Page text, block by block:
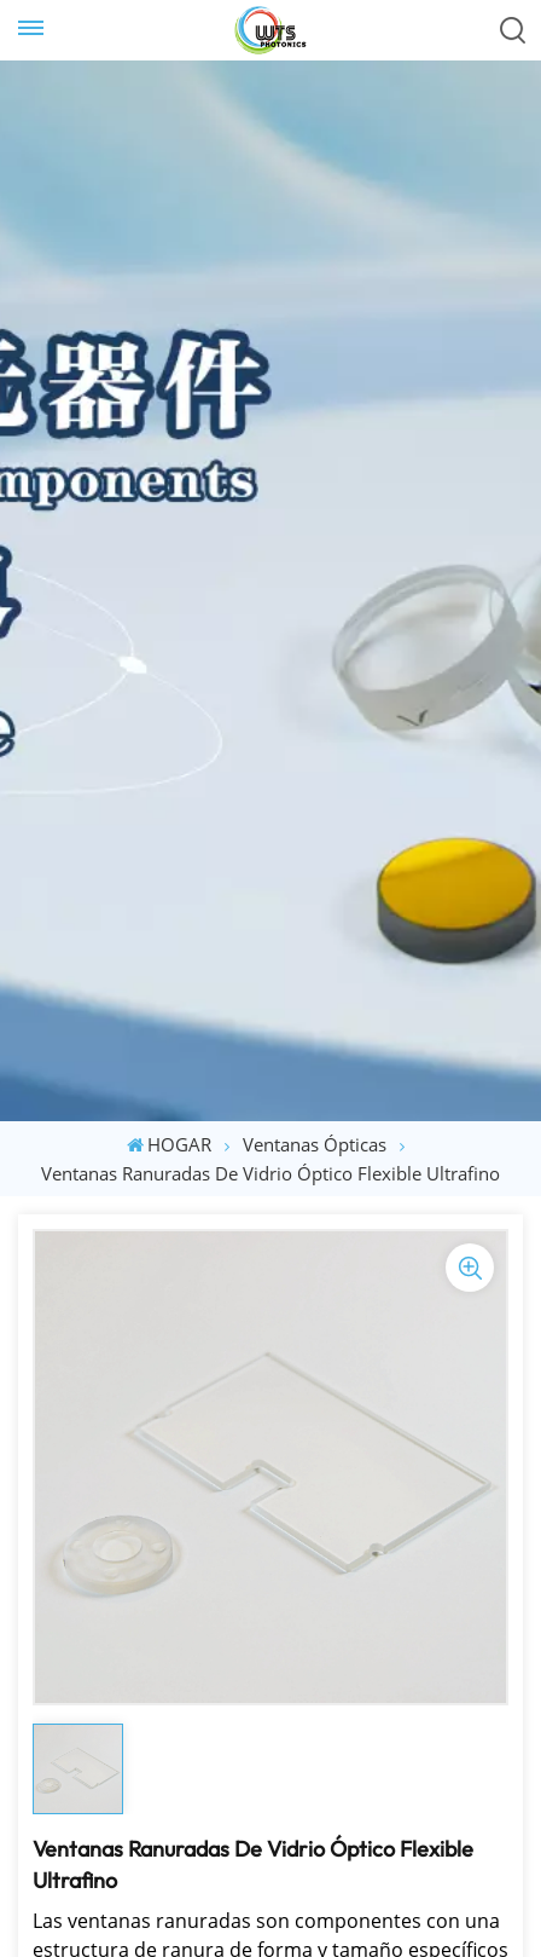
HOGAR
Ventanas Ópticas
Ventanas Ranuradas De Vidrio Óptico Flexible Ultrafino
Ventanas Ranuradas De Vidrio Óptico Flexible
Ultrafino
Las ventanas ranuradas son componentes con una
estructura de ranura de forma y tamaño específicos